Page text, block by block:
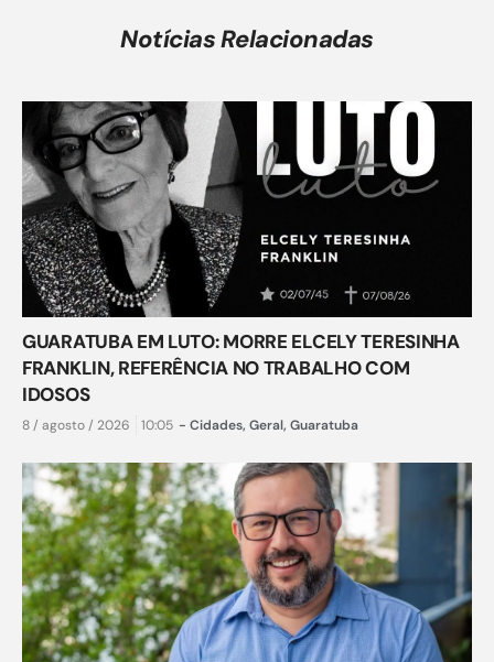
Notícias Relacionadas
GUARATUBA EM LUTO: MORRE ELCELY TERESINHA
FRANKLIN, REFERÊNCIA NO TRABALHO COM
IDOSOS
8 / agosto / 2026 10:05 - Cidades, Geral, Guaratuba